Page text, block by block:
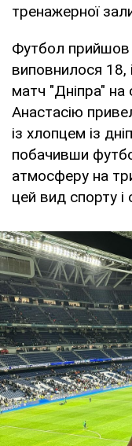
тренажерної
Футбол прийшов
виповнилося 18,
матч "Дніпра" на
Анастасію
із хлопцем із
побачивши
атмосферу на
цей вид спорту